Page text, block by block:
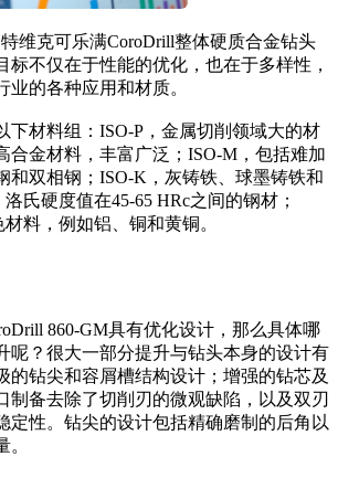
克可乐满CoroDrill整体硬质合金钻头
标不仅在于性能的优化，也在于多样性，
业的各种应用和材质。
材料组：ISO-P，金属切削领域大的材
合金材料，丰富广泛；ISO-M，包括难加
和双相钢；ISO-K，灰铸铁、球墨铸铁和
氏硬度值在45-65 HRc之间的钢材；
料，例如铝、铜和黄铜。
860-GM具有优化设计，那么具体哪
呢？很大一部分提升与钻头本身的设计有
的钻尖和容屑槽结构设计；增强的钻芯及
制备去除了切削刃的微观缺陷，以及双刃
定性。钻尖的设计包括精确磨制的后角以